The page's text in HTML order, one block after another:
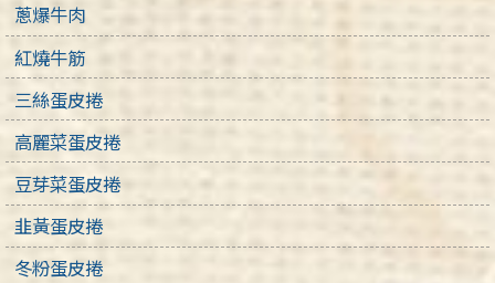
蔥爆牛肉
紅燒牛筋
三絲蛋皮捲
高麗菜蛋皮捲
豆芽菜蛋皮捲
韭黃蛋皮捲
冬粉蛋皮捲